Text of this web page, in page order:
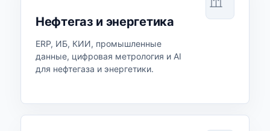
Нефтегаз и энергетика
ERP, ИБ, КИИ, промышленные
данные, цифровая метрология и AI
для нефтегаза и энергетики.